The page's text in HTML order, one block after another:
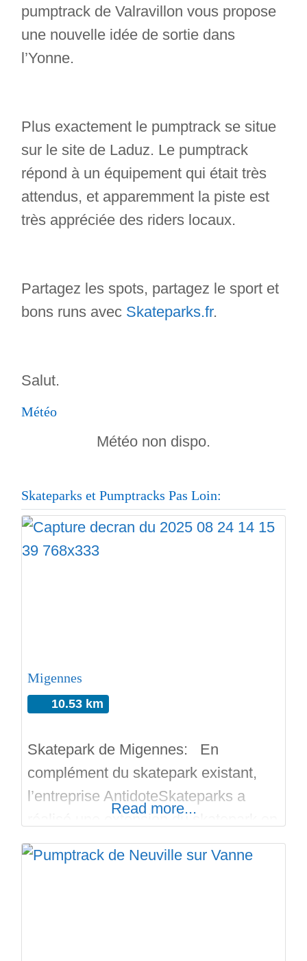
pumptrack de Valravillon vous propose
une nouvelle idée de sortie dans
l’Yonne.
Plus exactement le pumptrack se situe
sur le site de Laduz. Le pumptrack
répond à un équipement qui était très
attendus, et apparemment la piste est
très appréciée des riders locaux.
Partagez les spots, partagez le sport et
bons runs avec Skateparks.fr.
Salut.
Météo
Météo non dispo.
Skateparks et Pumptracks Pas Loin:
Migennes
10.53 km
Skatepark de Migennes: En
complément du skatepark existant,
l’entreprise AntidoteSkateparks a
réalisé une extension du skatepark en
béton. Avec la participation des riders,
le skatepark de Migennes a été livré
Read more...